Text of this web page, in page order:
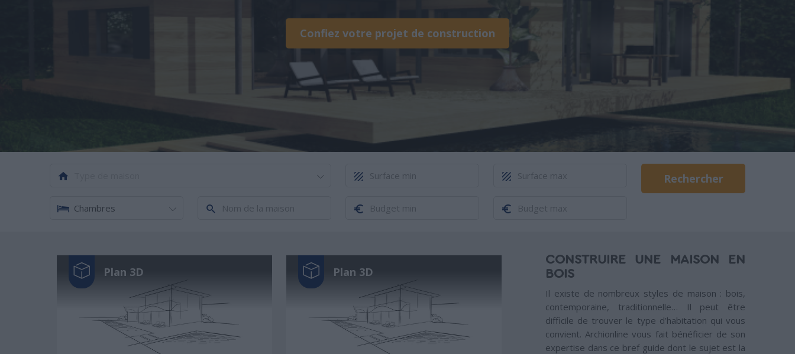
Confiez votre projet de construction
Rechercher
Plan 3D Plan 3D
CONSTRUIRE UNE MAISON EN
BOIS
Il existe de nombreux styles de maison : bois,
contemporaine, traditionnelle… Il peut être
difficile de trouver le type d’habitation qui vous
convient. Archionline vous fait bénéficier de son
expertise dans ce bref guide dont le sujet est la